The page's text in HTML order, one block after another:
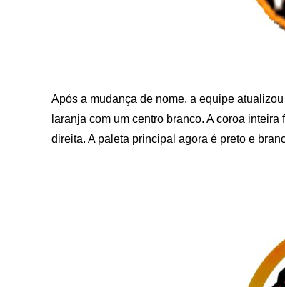
Após a mudança de nome, a equipe
laranja com um centro branco. A coroa
direita. A paleta principal agora é preto e